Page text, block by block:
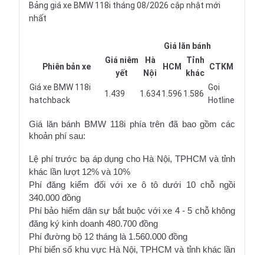
Bảng giá xe BMW 118i tháng 08/2026 cập nhật mới
nhất
Giá lăn bánh
Phiên bản xe
Giá niêm
yết
Hà
Nội
HCM
Tỉnh
khác
CTKM
Giá xe BMW 118i
hatchback
1.439 1.6341.596 1.586
Gọi
Hotline
Giá lăn bánh BMW 118i phía trên đã bao gồm các
khoản phí sau:
Lệ phí trước bạ áp dụng cho Hà Nội, TPHCM và tỉnh
khác lần lượt 12% và 10%
Phí đăng kiểm đối với xe ô tô dưới 10 chỗ ngồi
340.000 đồng
Phí bảo hiểm dân sự bắt buộc với xe 4 - 5 chỗ không
đăng ký kinh doanh 480.700 đồng
Phí đường bộ 12 tháng là 1.560.000 đồng
Phí biển số khu vực Hà Nội, TPHCM và tỉnh khác lần